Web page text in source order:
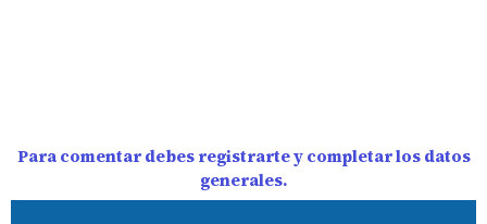
Para comentar debes registrarte y completar los datos
generales.